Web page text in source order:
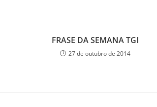
FRASE DA SEMANA TGI
27 de outubro de 2014